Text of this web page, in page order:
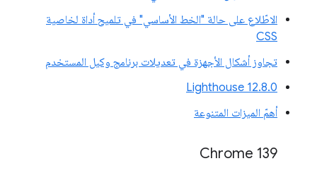
الاطّلاع على حالة "الخط الأساسي" في تلميح أداة لخاصية
CSS
تجاوز أشكال الأجهزة في تعديلات برنامج وكيل المستخدم
‫Lighthouse 12.8.0
أهمّ الميزات المتنوعة
‫Chrome 139